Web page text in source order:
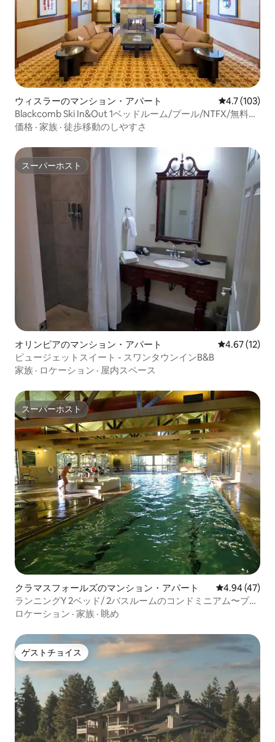
ウィスラーのマンション・アパート レビュー103
4.7 (103)
Blackcomb Ski In&Out 1ベッドルーム/プール/NTFX/無料
Wi-Fi
価格 · 家族 · 徒歩移動のしやすさ
スーパーホスト
スーパーホスト
オリンピアのマンション・アパート レビュー12
4.67 (12)
ピュージェットスイート - スワンタウンインB&B
家族 · ロケーション · 屋内スペース
スーパーホスト
スーパーホスト
クラマスフォールズのマンション・アパート レビュー47
4.94 (47)
ランニングY 2ベッド/ 2バスルームのコンドミニアム〜プー
ル〜ゴルフリゾート
ロケーション · 家族 · 眺め
ゲストチョイス
ゲストチョイス